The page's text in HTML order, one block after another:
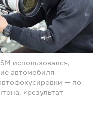
использовался,
автомобиля
— по
«результат